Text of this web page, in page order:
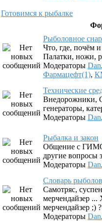
Готовимся к рыбалке
Рыболовное
Что, где, почём
Палатки, ножи,
Модераторы Dan
Фармацефт(1),
Технические
Внедорожники,
генераторы,
Модераторы Dan
Рыбалка и закон
Общение с
другие вопросы
Модераторы Dan
Словарь
Самотряс,
мерчендайзер ...
мерчендайзер ;) ?
Модераторы Dan